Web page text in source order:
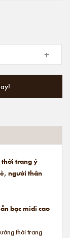
+
thời trang ý
người thân
bạc midi cao
thời trang